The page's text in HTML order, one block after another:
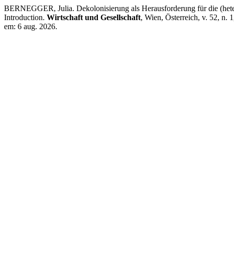
BERNEGGER, Julia. Dekolonisierung als Herausforderung für die
Introduction. Wirtschaft und Gesellschaft, Wien, Österreich, v. 52, n.
em: 6 aug. 2026.